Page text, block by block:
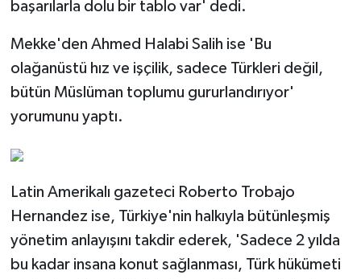
başarılarla dolu bir tablo var' dedi.
Mekke'den Ahmed Halabi Salih ise 'Bu
olağanüstü hız ve işçilik, sadece Türkleri değil,
bütün Müslüman toplumu gururlandırıyor'
yorumunu yaptı.
Latin Amerikalı gazeteci Roberto Trobajo
Hernandez ise, Türkiye'nin halkıyla bütünleşmiş
yönetim anlayışını takdir ederek, 'Sadece 2 yılda
bu kadar insana konut sağlanması, Türk hükümeti